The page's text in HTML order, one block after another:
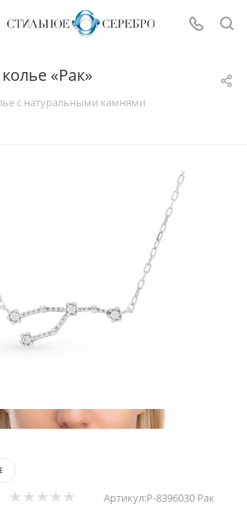
«Рак»
с натуральными камнями
Артикул:Р-8396030 Рак